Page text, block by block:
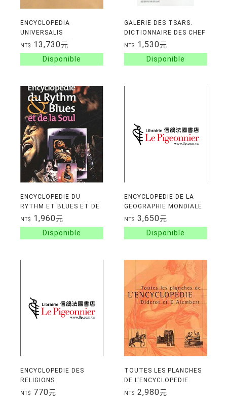
ENCYCLOPEDIA
UNIVERSALIS
NOTIONNAIRES(VOL 1:
NOTIONS +VOL 2: IDEES
+1 INDEX) COFFRET
NT$ 13,730元
GALERIE DES TSARS.
DICTIONNAIRE DES CHEF
NT$ 1,530元
ENCYCLOPEDIE DU
RYTHM ET BLUES ET DE
LA SOUL
NT$ 1,960元
ENCYCLOPEDIE DE LA
GEOGRAPHIE MONDIALE
NT$ 3,650元
ENCYCLOPEDIE DES
RELIGIONS
NT$ 770元
TOUTES LES PLANCHES
DE L'ENCYCLOPEDIE
DIDEROT ET
NT$ 2,980元